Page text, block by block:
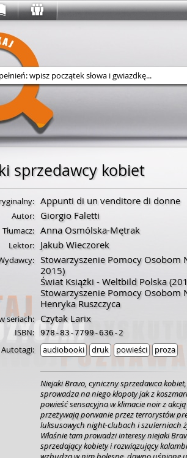
Wyszukaj w serwisie
sprzedawcy kobiet
Appunti di un venditore di donne
Autor: Giorgio Faletti
Tłumacz: Anna Osmólska-Mętrak
Lektor: Jakub Wieczorek
Stowarzyszenie Pomocy Osobom
2015)
Świat Książki - Weltbild Polska
Stowarzyszenie Pomocy Osobom
Henryka Ruszczyca
seriach: Czytak Larix
ISBN: 978-83-7799-636-2
Autotagi: audiobooki druk powieści proza
Niejaki Bravo, cyniczny sprzedawca
sprowadza na niego kłopoty jak z
powieść sensacyjna w klimacie noir z akcją
przeżywają porwanie przez terrorystów
luksusowych night-clubach i szulerniach
Właśnie tam prowadzi interesy niejaki
sprzedający kobiety i rozwiązujący